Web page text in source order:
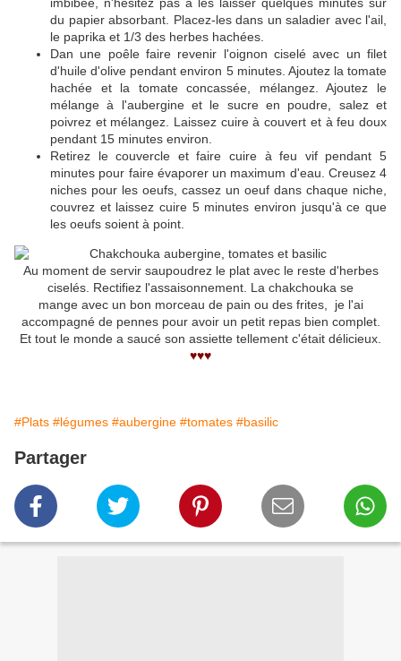
du papier absorbant. Placez-les dans un saladier avec l'ail,
le paprika et 1/3 des herbes hachées.
Dan une poêle faire revenir l'oignon ciselé avec un filet
d'huile d'olive pendant environ 5 minutes. Ajoutez la tomate
hachée et la tomate concassée, mélangez. Ajoutez le
mélange à l'aubergine et le sucre en poudre, salez et
poivrez et mélangez. Laissez cuire à couvert et à feu doux
pendant 15 minutes environ.
Retirez le couvercle et faire cuire à feu vif pendant 5
minutes pour faire évaporer un maximum d'eau. Creusez 4
niches pour les oeufs, cassez un oeuf dans chaque niche,
couvrez et laissez cuire 5 minutes environ jusqu'à ce que
les oeufs soient à point.
Au moment de servir saupoudrez le plat avec le reste d'herbes
ciselés. Rectifiez l'assaisonnement. La chakchouka se
mange avec un bon morceau de pain ou des frites, je l'ai
accompagné de pennes pour avoir un petit repas bien complet.
Et tout le monde a saucé son assiette tellement c'était délicieux.
♥♥♥
#Plats #légumes #aubergine #tomates #basilic
Partager